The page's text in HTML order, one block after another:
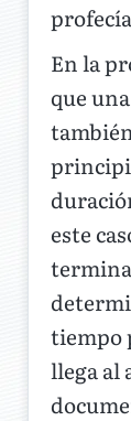
En la
que
este
tiempo
llega al